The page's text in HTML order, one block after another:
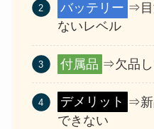
バッテリー ⇒目
ないレベル
付属品 ⇒欠品し
デメリット ⇒新
できない